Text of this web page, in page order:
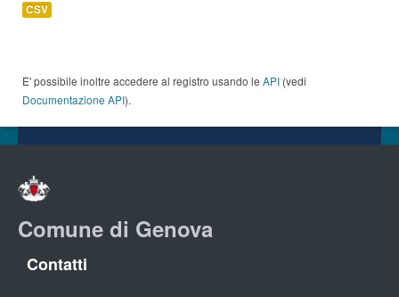
CSV
E' possibile inoltre accedere al registro usando le API (vedi
Documentazione API).
Comune di Genova
Contatti